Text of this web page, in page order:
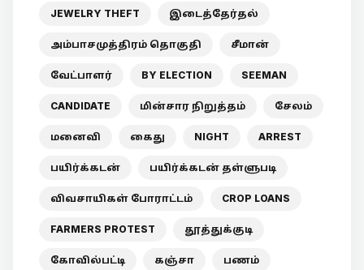
JEWELRY THEFT இடைத்தேர்தல்
அம்பாசமுத்திரம் தொகுதி சீமான்
வேட்பாளர் BY ELECTION SEEMAN
CANDIDATE மின்சார நிறுத்தம் சேலம்
மனைவி கைது NIGHT ARREST
பயிர்க்கடன் பயிர்க்கடன் தள்ளுபடி
விவசாயிகள் போராட்டம் CROP LOANS
FARMERS PROTEST தூத்துக்குடி
கோவில்பட்டி கஞ்சா பணம்